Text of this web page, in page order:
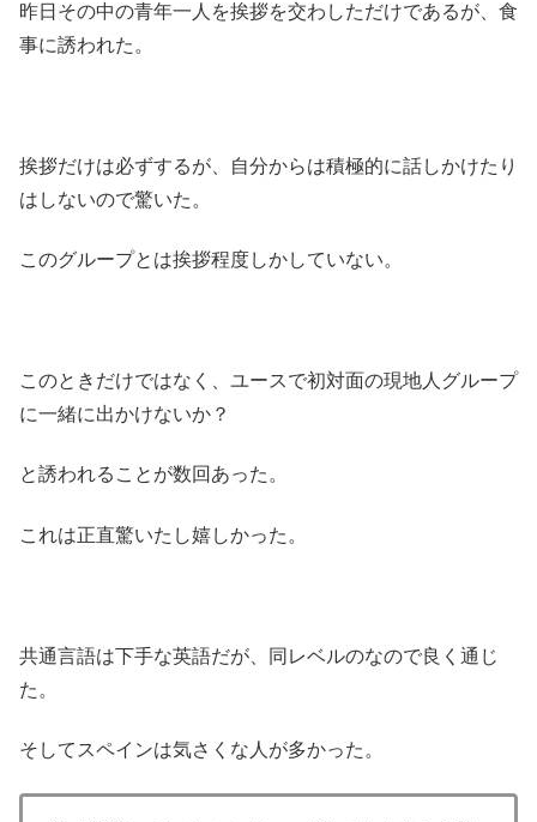
昨日その中の青年一人を挨拶を交わしただけであるが、食
事に誘われた。
挨拶だけは必ずするが、自分からは積極的に話しかけたり
はしないので驚いた。
このグループとは挨拶程度しかしていない。
このときだけではなく、ユースで初対面の現地人グループ
に一緒に出かけないか？
と誘われることが数回あった。
これは正直驚いたし嬉しかった。
共通言語は下手な英語だが、同レベルのなので良く通じ
た。
そしてスペインは気さくな人が多かった。